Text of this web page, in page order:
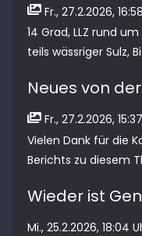
Fr., 27.2.2026,
14 Grad, LLZ rund
teils wässriger Sulz,
Neues von
Fr., 27.2.2026,
Vielen Dank für die
Berichts zu diesem
Wieder ist
Mi., 25.2.2026, 18:04